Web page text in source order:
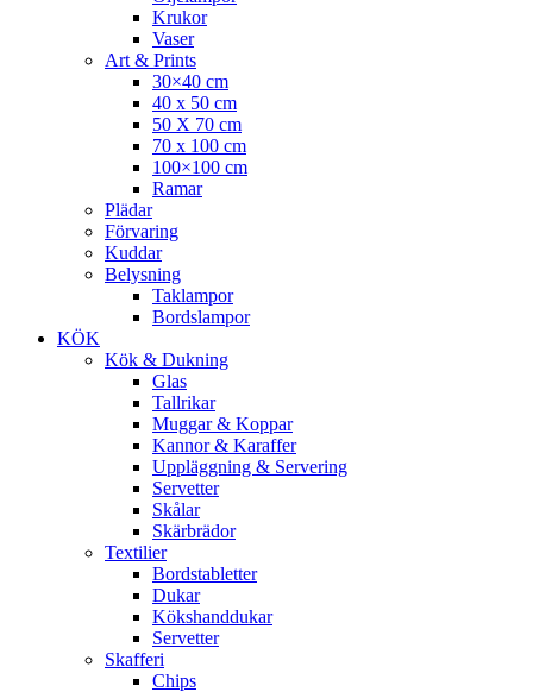
Krukor
Vaser
Art & Prints
30×40 cm
40 x 50 cm
50 X 70 cm
70 x 100 cm
100×100 cm
Ramar
Plädar
Förvaring
Kuddar
Belysning
Taklampor
Bordslampor
KÖK
Kök & Dukning
Glas
Tallrikar
Muggar & Koppar
Kannor & Karaffer
Uppläggning & Servering
Servetter
Skålar
Skärbrädor
Textilier
Bordstabletter
Dukar
Kökshanddukar
Servetter
Skafferi
Chips